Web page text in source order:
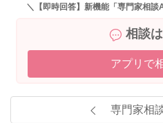
＼【即時回答】新機能「専門家相
相談
アプリで
専門家相